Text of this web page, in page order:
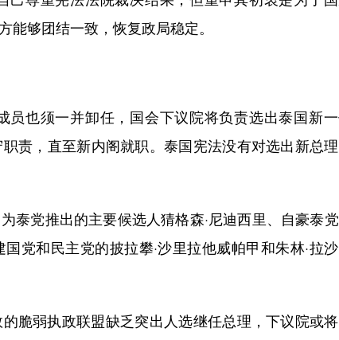
能够团结一致，恢复政局稳定。
也须一并卸任，国会下议院将负责选出泰国新
责，直至新内阁就职。泰国宪法没有对选出新总
党推出的主要候选人猜格森·尼迪西里、自豪泰
党和民主党的披拉攀·沙里拉他威帕甲和朱林·拉
弱执政联盟缺乏突出人选继任总理，下议院或